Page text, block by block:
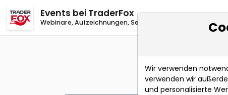
Events bei TraderFox
Webinare, Aufzeichnungen, Seminare
Wir verwenden
verwenden wir
und personalisierte